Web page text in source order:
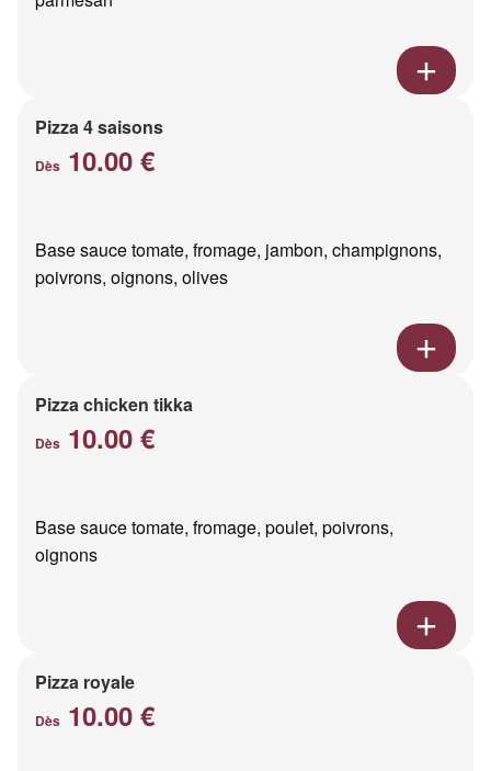
Pizza 4 saisons
Dès 10.00 €
Base sauce tomate, fromage, jambon, champignons,
poivrons, oignons, olives
Pizza chicken tikka
Dès 10.00 €
Base sauce tomate, fromage, poulet, poivrons,
oignons
Pizza royale
Dès 10.00 €